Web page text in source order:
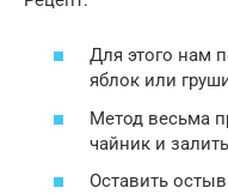
Для этого нам
яблок или
Метод весьма
чайник и
Оставить